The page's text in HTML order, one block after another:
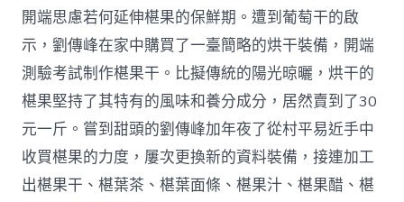
開端思慮若何延伸椹果的保鮮期。遭到葡萄干的啟
示，劉傳峰在家中購買了一臺簡略的烘干裝備，開端
測驗考試制作椹果干。比擬傳統的陽光晾曬，烘干的
椹果堅持了其特有的風味和養分成分，居然賣到了30
元一斤。嘗到甜頭的劉傳峰加年夜了從村平易近手中
收買椹果的力度，屢次更換新的資料裝備，接連加工
出椹果干、椹葉茶、椹葉面條、椹果汁、椹果醋、椹